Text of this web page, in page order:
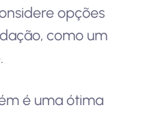
opções
como um
é uma ótima